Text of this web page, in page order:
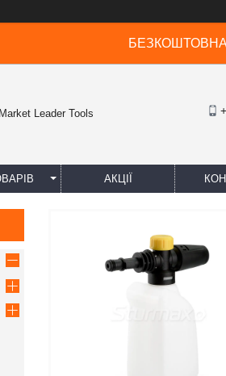
БЕЗКОШТОВНА
Market Leader Tools
АКЦІЇ